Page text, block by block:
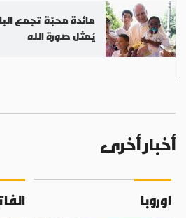
مائدة محبّة تجمع
يُمثل صورة الله
أخبار أخرى
اوروبا